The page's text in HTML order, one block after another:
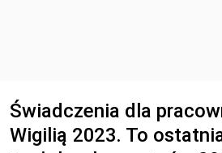
Świadczenia dla
Wigilią 2023. To